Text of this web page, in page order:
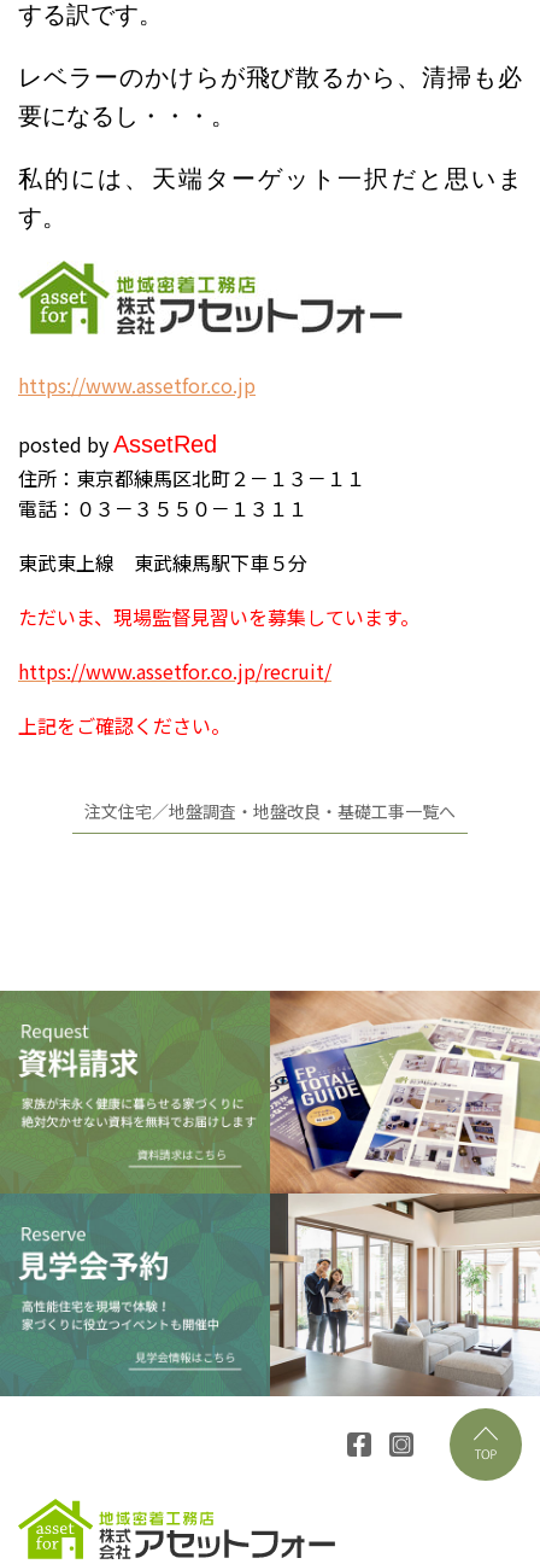
する訳です。
レベラーのかけらが飛び散るから、清掃も必
要になるし・・・。
私的には、天端ターゲット一択だと思いま
す。
https://www.assetfor.co.jp
posted byAssetRed
住所：東京都練馬区北町２－１３－１１
電話：０３－３５５０－１３１１
東武東上線 東武練馬駅下車５分
ただいま、現場監督見習いを募集しています。
https://www.assetfor.co.jp/recruit/
上記をご確認ください。
注文住宅／地盤調査・地盤改良・基礎工事一覧へ